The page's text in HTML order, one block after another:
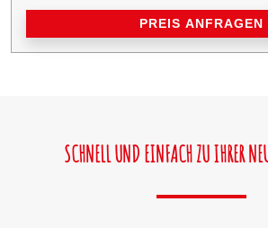
PREIS ANFRAGEN
SCHNELL UND EINFACH ZU IHRER